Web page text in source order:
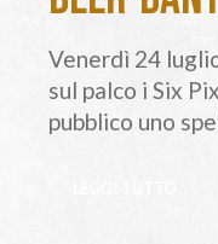
Venerdì 24
sul palco i Six
pubblico uno